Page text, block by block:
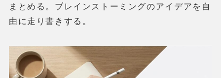
まとめる。ブレインストーミングのアイデアを自
由に走り書きする。